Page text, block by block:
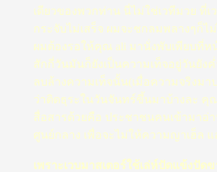
เดียวของพวกท่าน นี่ไม่ใช่เวทีมวย ที่
กระจับไม่เสร็จ ผมจะชกลมพลางๆก็ไ
ผมต้องรอให้คุณ ali มานั่งพับเพียบที่ห
สักกี่วันมันก็ยังเป็นความเท็จอยู่วันยัง
ลบล้างความเท็จนั้น(เมื่อความจริงม
ว่าติดธุระในวันจันทร์ขึ้นมาบ้างละ คุ
สื่อสารด้วยคือ ประชาชนคนเข้ามาอ่
ศูนย์กลาง เพื่อจะไม่ให้ความญาเฮ็ล
เพราะเวบมาสเตอร์ใช้เล่ห์ปัดแข้งปัดข